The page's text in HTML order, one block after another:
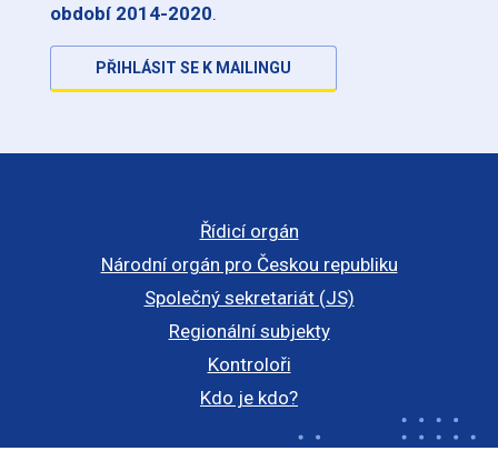
období 2014-2020.
PŘIHLÁSIT SE K MAILINGU
Řídicí orgán
Národní orgán pro Českou republiku
Společný sekretariát (JS)
Regionální subjekty
Kontroloři
Kdo je kdo?